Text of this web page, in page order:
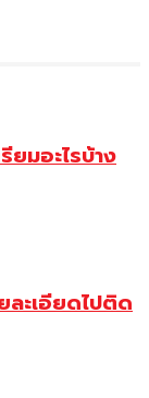
ยมอะไรบ้าง
ละเอียดไปติด